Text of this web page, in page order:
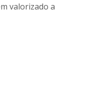
valorizado a